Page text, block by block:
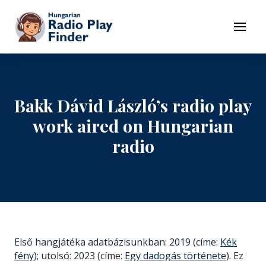
To contents
Menu
Bakk Dávid László’s radio play
work aired on Hungarian
radio
Első hangjátéka adatbázisunkban: 2019 (címe: Kék
fény); utolsó: 2023 (címe: Egy dadogás története). Ez